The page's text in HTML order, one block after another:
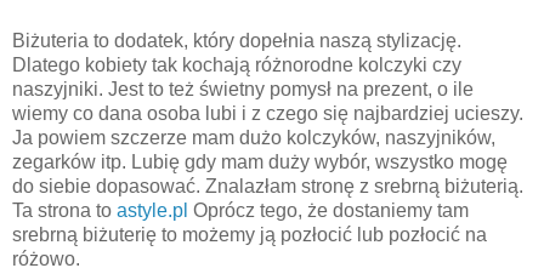
Biżuteria to dodatek, który dopełnia naszą stylizację.
Dlatego kobiety tak kochają różnorodne kolczyki czy
naszyjniki. Jest to też świetny pomysł na prezent, o ile
wiemy co dana osoba lubi i z czego się najbardziej ucieszy.
Ja powiem szczerze mam dużo kolczyków, naszyjników,
zegarków itp. Lubię gdy mam duży wybór, wszystko mogę
do siebie dopasować. Znalazłam stronę z srebrną biżuterią.
Ta strona to astyle.pl Oprócz tego, że dostaniemy tam
srebrną biżuterię to możemy ją pozłocić lub pozłocić na
różowo.